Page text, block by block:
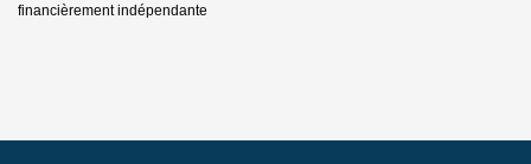
financièrement indépendante